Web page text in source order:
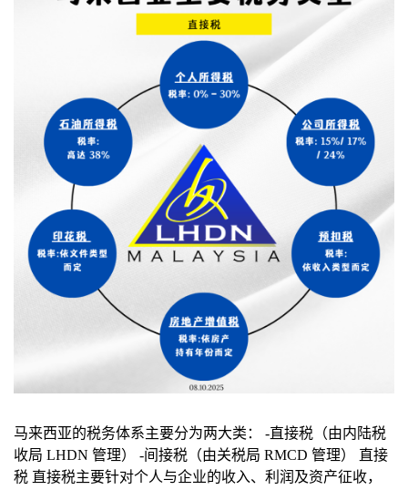
马来西亚的税务体系主要分为两大类： -直接税（由内陆税
收局 LHDN 管理） -间接税（由关税局 RMCD 管理） 直接
税 直接税主要针对个人与企业的收入、利润及资产征收，